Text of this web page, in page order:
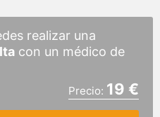
realizar una
con un médico de
Precio: 19 €